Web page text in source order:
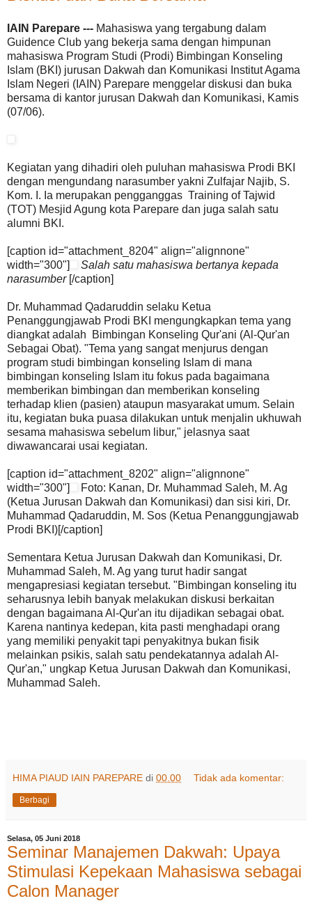
IAIN Parepare --- Mahasiswa yang tergabung dalam
Guidence Club yang bekerja sama dengan himpunan
mahasiswa Program Studi (Prodi) Bimbingan Konseling
Islam (BKI) jurusan Dakwah dan Komunikasi Institut Agama
Islam Negeri (IAIN) Parepare menggelar diskusi dan buka
bersama di kantor jurusan Dakwah dan Komunikasi, Kamis
(07/06).
Kegiatan yang dihadiri oleh puluhan mahasiswa Prodi BKI
dengan mengundang narasumber yakni Zulfajar Najib, S.
Kom. I. Ia merupakan pengganggas Training of Tajwid
(TOT) Mesjid Agung kota Parepare dan juga salah satu
alumni BKI.
[caption id="attachment_8204" align="alignnone"
width="300"]
Salah satu mahasiswa bertanya kepada
narasumber [/caption]
Dr. Muhammad Qadaruddin selaku Ketua
Penanggungjawab Prodi BKI mengungkapkan tema yang
diangkat adalah Bimbingan Konseling Qur'ani (Al-Qur'an
Sebagai Obat). "Tema yang sangat menjurus dengan
program studi bimbingan konseling Islam di mana
bimbingan konseling Islam itu fokus pada bagaimana
memberikan bimbingan dan memberikan konseling
terhadap klien (pasien) ataupun masyarakat umum. Selain
itu, kegiatan buka puasa dilakukan untuk menjalin ukhuwah
sesama mahasiswa sebelum libur," jelasnya saat
diwawancarai usai kegiatan.
[caption id="attachment_8202" align="alignnone"
width="300"]
Foto: Kanan, Dr. Muhammad Saleh, M. Ag
(Ketua Jurusan Dakwah dan Komunikasi) dan sisi kiri, Dr.
Muhammad Qadaruddin, M. Sos (Ketua Penanggungjawab
Prodi BKI)[/caption]
Sementara Ketua Jurusan Dakwah dan Komunikasi, Dr.
Muhammad Saleh, M. Ag yang turut hadir sangat
mengapresiasi kegiatan tersebut. "Bimbingan konseling itu
seharusnya lebih banyak melakukan diskusi berkaitan
dengan bagaimana Al-Qur'an itu dijadikan sebagai obat.
Karena nantinya kedepan, kita pasti menghadapi orang
yang memiliki penyakit tapi penyakitnya bukan fisik
melainkan psikis, salah satu pendekatannya adalah Al-
Qur'an," ungkap Ketua Jurusan Dakwah dan Komunikasi,
Muhammad Saleh.
HIMA PIAUD IAIN PAREPARE di 00.00 Tidak ada komentar:
Berbagi
Selasa, 05 Juni 2018
Seminar Manajemen Dakwah: Upaya
Stimulasi Kepekaan Mahasiswa sebagai
Calon Manager